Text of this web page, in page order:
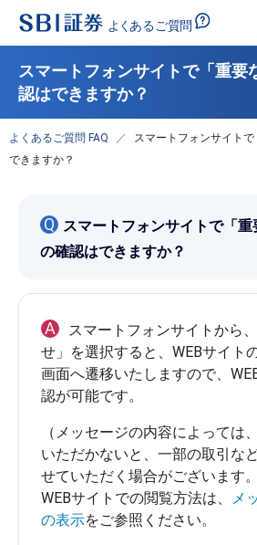
スマートフォンサイトで「重要
認はできますか？
よくあるご質問 FAQ
スマートフォンサイト
できますか？
Q
スマートフォンサイトで「重
の確認はできますか？
A
スマートフォンサイトから
せ」を選択すると、WEBサイト
画面へ遷移いたしますので、
（メッセージの内容によっては
いただかないと、一部の取引な
せていただく場合がございます。
WEBサイトでの閲覧方法は、
メ
の表示をご参照ください。